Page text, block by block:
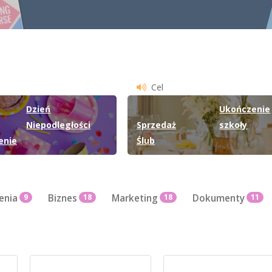
Dzień
Niepodległości
Cel
Sprzedaż
Ukończenie
szkoły
Ślub
9 Biznes 18 Marketing 18 Dokumenty 11